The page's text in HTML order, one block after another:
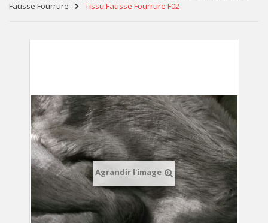
Fausse Fourrure
Tissu Fausse Fourrure F02
Agrandir l'image